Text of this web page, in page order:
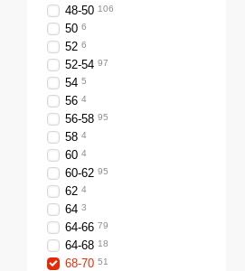
48-50 106
50 6
52 6
52-54 97
54 5
56 4
56-58 95
58 4
60 4
60-62 95
62 4
64 3
64-66 79
64-68 18
68-70 51